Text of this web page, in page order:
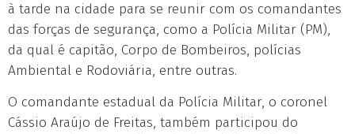
à tarde na cidade para se reunir com os comandantes
das forças de segurança, como a Polícia Militar (PM),
da qual é capitão, Corpo de Bombeiros, polícias
Ambiental e Rodoviária, entre outras.
O comandante estadual da Polícia Militar, o coronel
Cássio Araújo de Freitas, também participou do